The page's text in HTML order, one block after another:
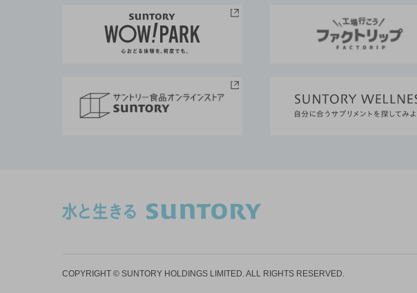
COPYRIGHT © SUNTORY HOLDINGS LIMITED.ALL RIGHTS RESERVED.